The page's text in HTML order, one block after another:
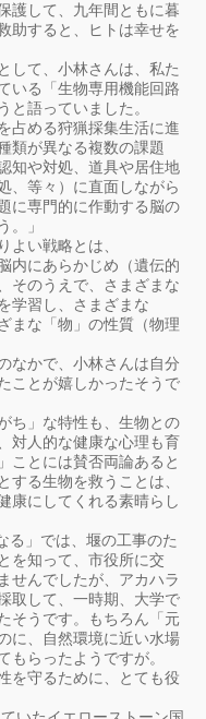
護して、九年間ともに暮
助すると、ヒトは幸せを
して、小林さんは、私た
いる「生物専用機能回路
と語っていました。
占める狩猟採集生活に進
類が異なる複数の課題
知や対処、道具や居住地
、等々）に直面しながら
に専門的に作動する脳の
。」
い戦略とは、
内にあらかじめ（遺伝的
そのうえで、さまざまな
学習し、さまざまな
まな「物」の性質（物理
なかで、小林さんは自分
ことが嬉しかったそうで
ち」な特性も、生物との
対人的な健康な心理も育
とには賛否両論あると
する生物を救うことは、
康にしてくれる素晴らし
」では、堰の工事のた
を知って、市役所に交
せんでしたが、アカハラ
取して、一時期、大学で
そうです。もちろん「元
に、自然環境に近い水場
もらったようですが。
を守るために、とても役